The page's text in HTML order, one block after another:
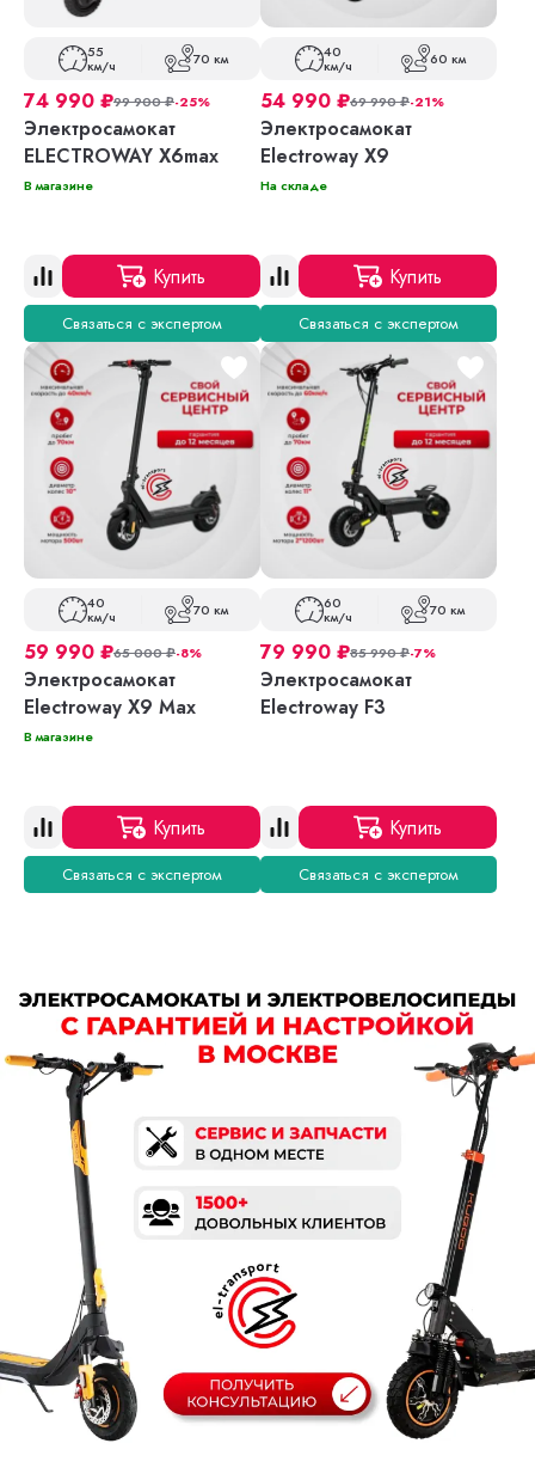
55
км/ч 70 км
74 990 ₽99 900₽-25%
Электросамокат
ELECTROWAY X6max
В магазине
Купить
Связаться с экспертом
40
км/ч 60 км
54 990 ₽69 990₽-21%
Электросамокат
Electroway X9
На складе
Купить
Связаться с экспертом
40
км/ч 70 км
59 990 ₽65 000₽-8%
Электросамокат
Electroway X9 Max
В магазине
Купить
Связаться с экспертом
60
км/ч 70 км
79 990 ₽85 990₽-7%
Электросамокат
Electroway F3
Купить
Связаться с экспертом